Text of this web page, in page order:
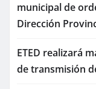
municipal de
Dirección
ETED realizará
de transmisión